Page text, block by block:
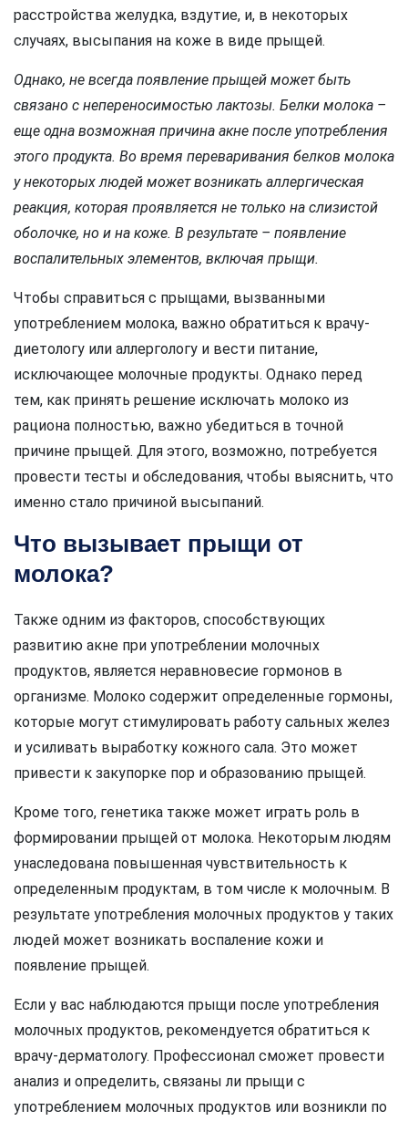
расстройства желудка, вздутие, и, в некоторых
случаях, высыпания на коже в виде прыщей.
Однако, не всегда появление прыщей может быть
связано с непереносимостью лактозы. Белки молока –
еще одна возможная причина акне после употребления
этого продукта. Во время переваривания белков молока
у некоторых людей может возникать аллергическая
реакция, которая проявляется не только на слизистой
оболочке, но и на коже. В результате – появление
воспалительных элементов, включая прыщи.
Чтобы справиться с прыщами, вызванными
употреблением молока, важно обратиться к врачу-
диетологу или аллергологу и вести питание,
исключающее молочные продукты. Однако перед
тем, как принять решение исключать молоко из
рациона полностью, важно убедиться в точной
причине прыщей. Для этого, возможно, потребуется
провести тесты и обследования, чтобы выяснить, что
именно стало причиной высыпаний.
Что вызывает прыщи от
молока?
Также одним из факторов, способствующих
развитию акне при употреблении молочных
продуктов, является неравновесие гормонов в
организме. Молоко содержит определенные гормоны,
которые могут стимулировать работу сальных желез
и усиливать выработку кожного сала. Это может
привести к закупорке пор и образованию прыщей.
Кроме того, генетика также может играть роль в
формировании прыщей от молока. Некоторым людям
унаследована повышенная чувствительность к
определенным продуктам, в том числе к молочным. В
результате употребления молочных продуктов у таких
людей может возникать воспаление кожи и
появление прыщей.
Если у вас наблюдаются прыщи после употребления
молочных продуктов, рекомендуется обратиться к
врачу-дерматологу. Профессионал сможет провести
анализ и определить, связаны ли прыщи с
употреблением молочных продуктов или возникли по